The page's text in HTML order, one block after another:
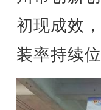
初现成效
装率持续